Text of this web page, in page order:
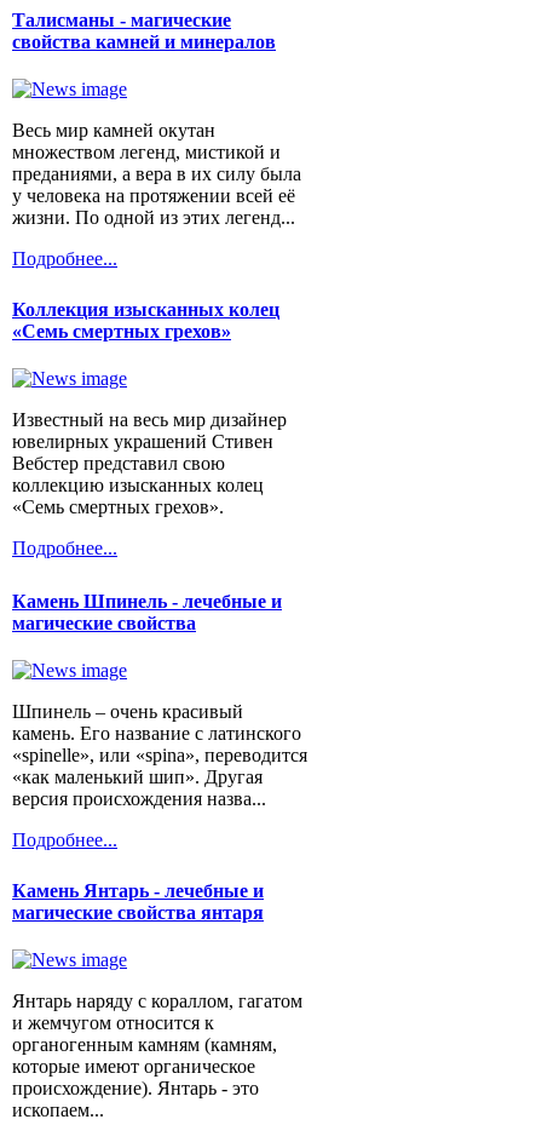
Талисманы - магические
свойства камней и минералов
Весь мир камней окутан
множеством легенд, мистикой и
преданиями, а вера в их силу была
у человека на протяжении всей её
жизни. По одной из этих легенд...
Подробнее...
Коллекция изысканных колец
«Семь смертных грехов»
Известный на весь мир дизайнер
ювелирных украшений Стивен
Вебстер представил свою
коллекцию изысканных колец
«Семь смертных грехов».
Подробнее...
Камень Шпинель - лечебные и
магические свойства
Шпинель – очень красивый
камень. Его название с латинского
«spinelle», или «spina», переводится
«как маленький шип». Другая
версия происхождения назва...
Подробнее...
Камень Янтарь - лечебные и
магические свойства янтаря
Янтарь наряду с кораллом, гагатом
и жемчугом относится к
органогенным камням (камням,
которые имеют органическое
происхождение). Янтарь - это
ископаем...